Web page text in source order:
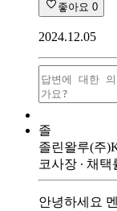
좋아요 0
2024.12.05
졸
졸린왈루(주
코사장 ∙ 채택
안녕하세요